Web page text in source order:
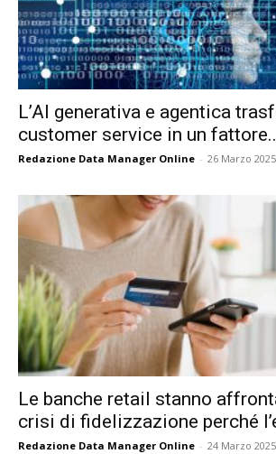
L’AI generativa e agentica
customer service in un
Redazione Data Manager Online - 26 Marzo 2025
Le banche retail stanno
crisi di fidelizzazione perché
Redazione Data Manager Online - 24 Marzo 2025